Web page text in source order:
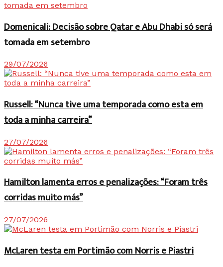
Domenicali: Decisão sobre Qatar e Abu Dhabi só será
tomada em setembro
29/07/2026
Russell: “Nunca tive uma temporada como esta em
toda a minha carreira”
27/07/2026
Hamilton lamenta erros e penalizações: “Foram três
corridas muito más”
27/07/2026
McLaren testa em Portimão com Norris e Piastri